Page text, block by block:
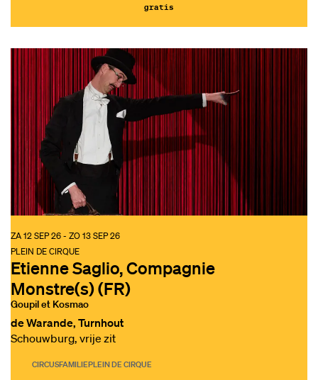
gratis
Etienne Saglio, Compagnie
Monstre(s) (FR)
Goupil et Kosmao
PLEIN DE CIRQUE
ZA 12 SEP 26- ZO 13 SEP 26
de Warande, Turnhout
Schouwburg, vrije zit
CIRCUSFAMILIEPLEIN DE CIRQUE